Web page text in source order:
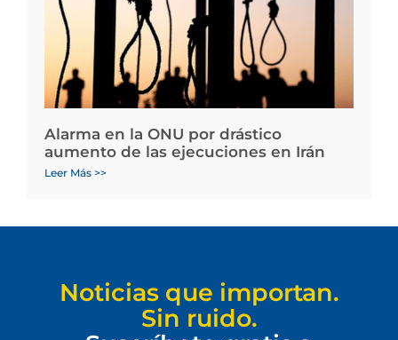
Alarma en la ONU por drástico
aumento de las ejecuciones en Irán
Leer Más >>
Noticias que importan.
Sin ruido.